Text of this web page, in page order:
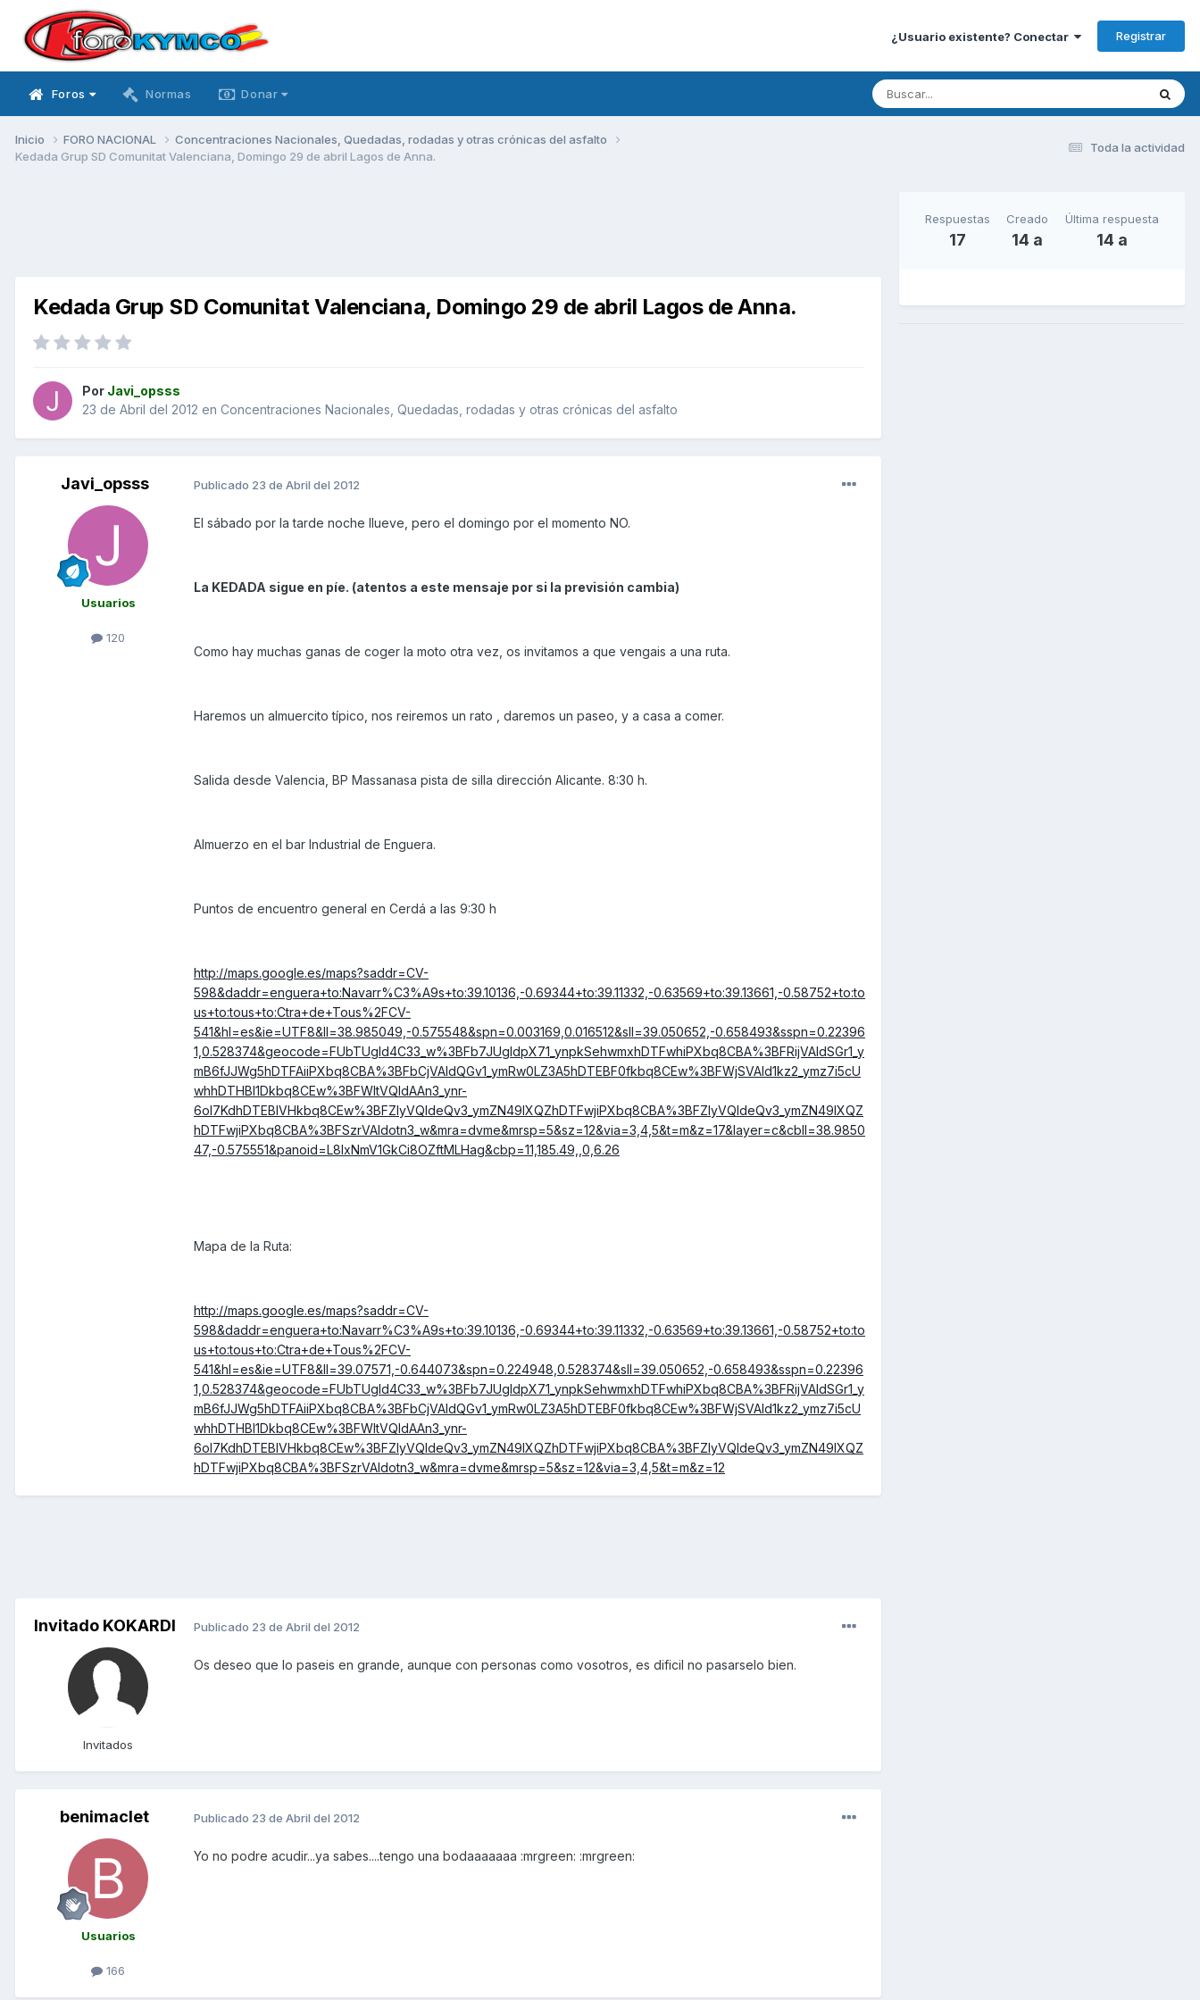
¿Usuario existente? Conectar Registrar
Foros Normas Donar
Toda la actividad
Inicio FORO NACIONAL
Concentraciones Nacionales, Quedadas, rodadas y otras crónicas del asfalto
Kedada Grup SD Comunitat Valenciana, Domingo 29 de abril Lagos de Anna.
Kedada Grup SD Comunitat Valenciana, Domingo 29 de abril Lagos de Anna.
Por Javi_opsss
23 de Abril del 2012 en Concentraciones Nacionales, Quedadas, rodadas y otras crónicas del asfalto
Javi_opsss
Usuarios
120
Publicado 23 de Abril del 2012
El sábado por la tarde noche llueve, pero el domingo por el momento NO.
La KEDADA sigue en píe. (atentos a este mensaje por si la previsión cambia)
Como hay muchas ganas de coger la moto otra vez, os invitamos a que vengais a una ruta.
Haremos un almuercito típico, nos reiremos un rato , daremos un paseo, y a casa a comer.
Salida desde Valencia, BP Massanasa pista de silla dirección Alicante. 8:30 h.
Almuerzo en el bar Industrial de Enguera.
Puntos de encuentro general en Cerdá a las 9:30 h
http://maps.google.es/maps?saddr=CV-
598&daddr=enguera+to:Navarr%C3%A9s+to:39.10136,-0.69344+to:39.11332,-0.63569+to:39.13661,-0.58752+to:to
us+to:tous+to:Ctra+de+Tous%2FCV-
541&hl=es&ie=UTF8&ll=38.985049,-0.575548&spn=0.003169,0.016512&sll=39.050652,-0.658493&sspn=0.22396
1,0.528374&geocode=FUbTUgId4C33_w%3BFb7JUgIdpX71_ynpkSehwmxhDTFwhiPXbq8CBA%3BFRijVAIdSGr1_y
mB6fJJWg5hDTFAiiPXbq8CBA%3BFbCjVAIdQGv1_ymRw0LZ3A5hDTEBF0fkbq8CEw%3BFWjSVAId1kz2_ymz7i5cU
whhDTHBl1Dkbq8CEw%3BFWItVQIdAAn3_ynr-
6oI7KdhDTEBlVHkbq8CEw%3BFZIyVQIdeQv3_ymZN49IXQZhDTFwjiPXbq8CBA%3BFZIyVQIdeQv3_ymZN49IXQZ
hDTFwjiPXbq8CBA%3BFSzrVAIdotn3_w&mra=dvme&mrsp=5&sz=12&via=3,4,5&t=m&z=17&layer=c&cbll=38.9850
47,-0.575551&panoid=L8lxNmV1GkCi8OZftMLHag&cbp=11,185.49,,0,6.26
Mapa de la Ruta:
http://maps.google.es/maps?saddr=CV-
598&daddr=enguera+to:Navarr%C3%A9s+to:39.10136,-0.69344+to:39.11332,-0.63569+to:39.13661,-0.58752+to:to
us+to:tous+to:Ctra+de+Tous%2FCV-
541&hl=es&ie=UTF8&ll=39.07571,-0.644073&spn=0.224948,0.528374&sll=39.050652,-0.658493&sspn=0.22396
1,0.528374&geocode=FUbTUgId4C33_w%3BFb7JUgIdpX71_ynpkSehwmxhDTFwhiPXbq8CBA%3BFRijVAIdSGr1_y
mB6fJJWg5hDTFAiiPXbq8CBA%3BFbCjVAIdQGv1_ymRw0LZ3A5hDTEBF0fkbq8CEw%3BFWjSVAId1kz2_ymz7i5cU
whhDTHBl1Dkbq8CEw%3BFWItVQIdAAn3_ynr-
6oI7KdhDTEBlVHkbq8CEw%3BFZIyVQIdeQv3_ymZN49IXQZhDTFwjiPXbq8CBA%3BFZIyVQIdeQv3_ymZN49IXQZ
hDTFwjiPXbq8CBA%3BFSzrVAIdotn3_w&mra=dvme&mrsp=5&sz=12&via=3,4,5&t=m&z=12
Invitado KOKARDI
Invitados
Publicado 23 de Abril del 2012
Os deseo que lo paseis en grande, aunque con personas como vosotros, es dificil no pasarselo bien.
benimaclet
Usuarios
166
Publicado 23 de Abril del 2012
Yo no podre acudir...ya sabes....tengo una bodaaaaaaa :mrgreen: :mrgreen:
Respuestas
17
Creado
14 a
Última respuesta
14 a